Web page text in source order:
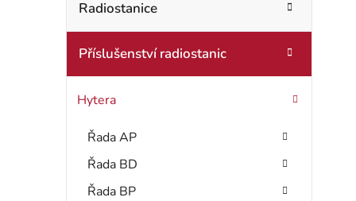
r
a
n
r
e
Radiostanice
Příslušenství radiostanic
Hytera
Řada AP
Řada BD
Řada BP